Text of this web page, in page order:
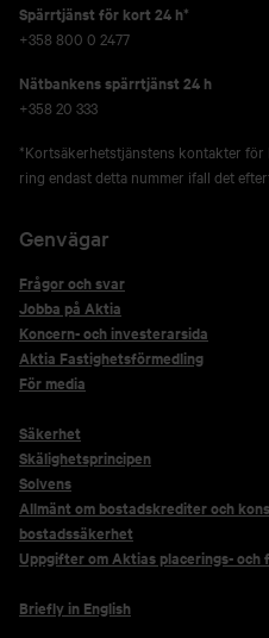
Spärrtjänst för kort 24 h*
+358 800 0 2477
Nätbankens spärrtjänst 24 h
+358 20 333
*Kortsäkerhetstjänstens kontakter
ring endast detta nummer ifall det
Genvägar
Frågor och svar
Jobba på Aktia
Koncern- och investerarsida
Aktia Fastighetsförmedling
För media
Säkerhet
Skälighetsprincipen
Solvens
Allmänt om bostadskrediter och
bostadssäkerhet
Uppgifter om Aktias placerings-
Briefly in English